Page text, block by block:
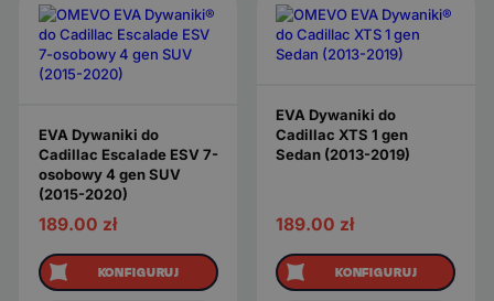
EVA Dywaniki do
Cadillac Escalade ESV 7-
osobowy 4 gen SUV
(2015-2020)
189.00 zł
KONFIGURUJ
EVA Dywaniki do
Cadillac XTS 1 gen
Sedan (2013-2019)
189.00 zł
KONFIGURUJ